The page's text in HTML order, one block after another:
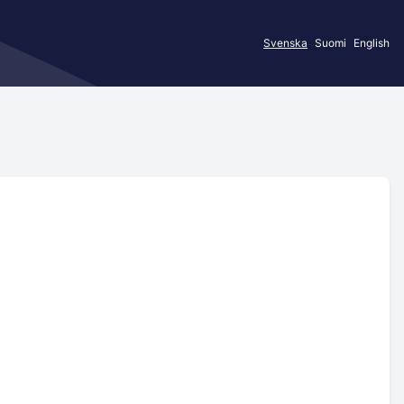
Svenska Suomi English